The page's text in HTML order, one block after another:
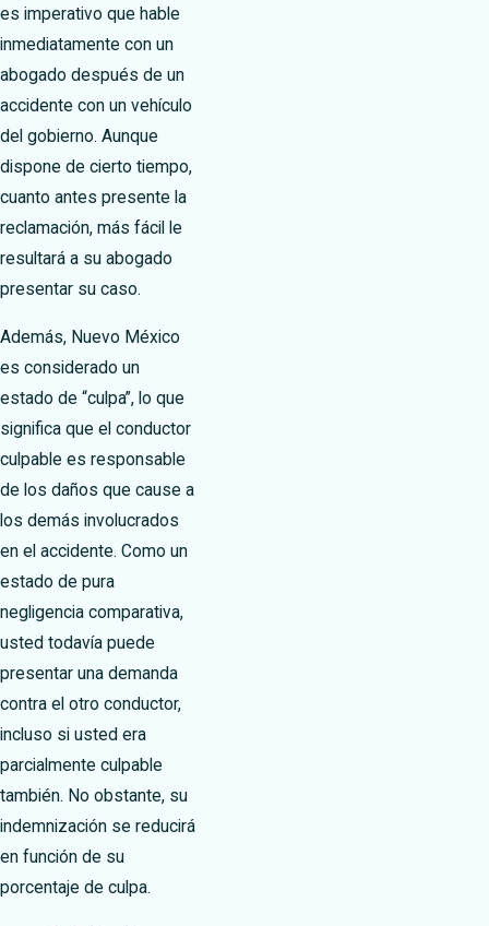
es imperativo que hable
inmediatamente con un
abogado después de un
accidente con un vehículo
del gobierno. Aunque
dispone de cierto tiempo,
cuanto antes presente la
reclamación, más fácil le
resultará a su abogado
presentar su caso.
Además, Nuevo México
es considerado un
estado de “culpa”, lo que
significa que el conductor
culpable es responsable
de los daños que cause a
los demás involucrados
en el accidente. Como un
estado de pura
negligencia comparativa,
usted todavía puede
presentar una demanda
contra el otro conductor,
incluso si usted era
parcialmente culpable
también. No obstante, su
indemnización se reducirá
en función de su
porcentaje de culpa.